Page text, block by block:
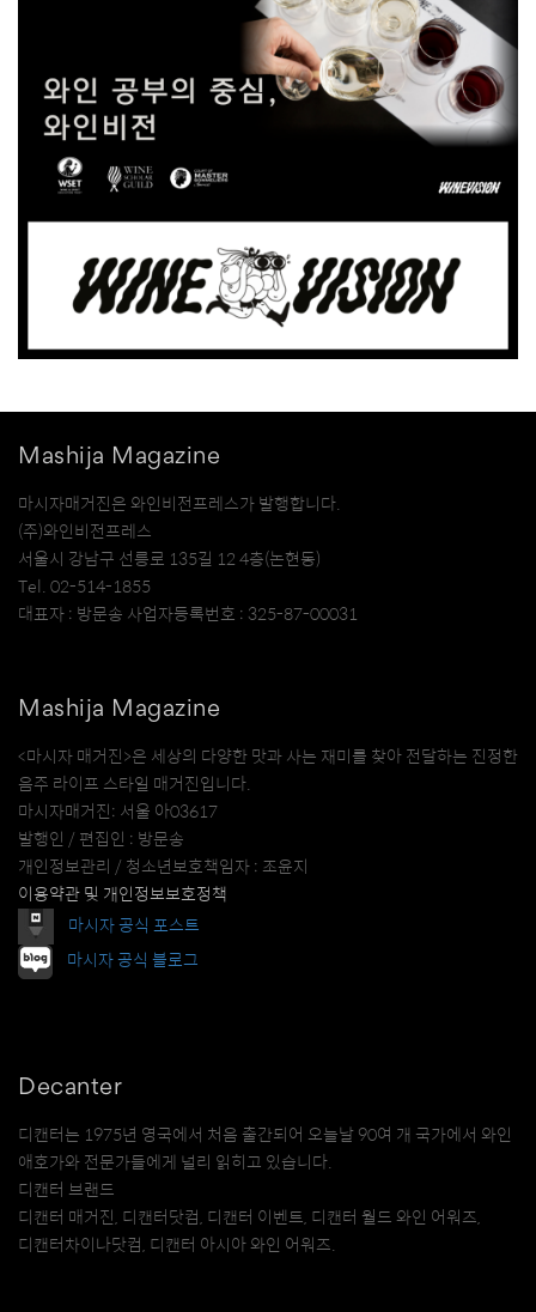
Mashija Magazine
마시자매거진은 와인비전프레스가 발행합니다.
(주)와인비전프레스
서울시 강남구 선릉로 135길 12 4층(논현동)
Tel. 02-514-1855
대표자 : 방문송 사업자등록번호 : 325-87-00031
Mashija Magazine
<마시자 매거진>은 세상의 다양한 맛과 사는 재미를 찾아 전달하는 진정한
음주 라이프 스타일 매거진입니다.
마시자매거진: 서울 아03617
발행인 / 편집인 : 방문송
개인정보관리 / 청소년보호책임자 : 조윤지
이용약관 및 개인정보보호정책
마시자 공식 포스트
마시자 공식 블로그
Decanter
디캔터는 1975년 영국에서 처음 출간되어 오늘날 90여 개 국가에서 와인
애호가와 전문가들에게 널리 읽히고 있습니다.
디캔터 브랜드
디캔터 매거진, 디캔터닷컴, 디캔터 이벤트, 디캔터 월드 와인 어워즈,
디캔터차이나닷컴, 디캔터 아시아 와인 어워즈.